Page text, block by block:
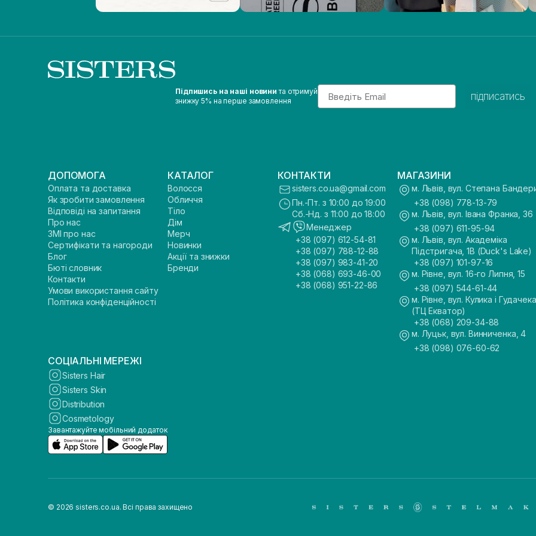
Підпишись на наші новини та отримуй
знижку 5% на перше замовлення
Email
підписатись
ДОПОМОГА
Оплата та доставка
Як зробити замовлення
Відповіді на запитання
Про нас
ЗМІ про нас
Сертифікати та нагороди
Блог
Бюті словник
Контакти
Умови використання сайту
Політика конфіденційності
КАТАЛОГ
Волосся
Обличчя
Тіло
Дім
Мерч
Новинки
Акції та знижки
Бренди
КОНТАКТИ
sisters.co.ua@gmail.com
Пн.-Пт. з 10:00 до 19:00
Сб.-Нд. з 11:00 до 18:00
Менеджер
+38 (097) 612-54-81
+38 (097) 788-12-88
+38 (097) 983-41-20
+38 (068) 693-46-00
+38 (068) 951-22-86
МАГАЗИНИ
м. Львів, вул. Степана
+38 (098) 778-13-79
м. Львів, вул. Івана Франка, 36
+38 (097) 611-95-94
м. Львів, вул. Академіка
Підстригача, 1В (Duck's Lake)
+38 (097) 101-97-16
м. Рівне, вул. 16-го Липня, 15
+38 (097) 544-61-44
м. Рівне, вул. Кулика і
(ТЦ Екватор)
+38 (068) 209-34-88
м. Луцьк, вул. Винниченка, 4
+38 (098) 076-60-62
СОЦІАЛЬНІ МЕРЕЖІ
Sisters Hair
Sisters Skin
Distribution
Cosmetology
Завантажуйте мобільний додаток
© 2026 sisters.co.ua. Всі права захищено